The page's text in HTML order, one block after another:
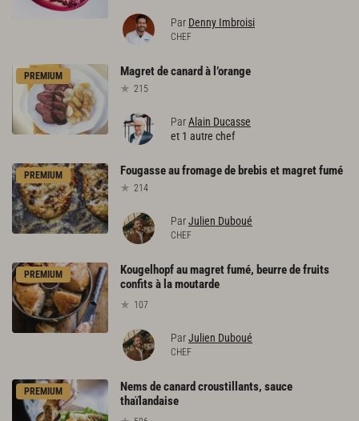
Par Denny Imbroisi
CHEF
PREMIUM Magretdecanard à l’orange
215
ParAlain Ducasse
et 1 autre chef
PREMIUM Fougasseaufromagede brebisetmagretfumé
214
ParJulien Duboué
CHEF
PREMIUM
Kougelhopf au magret fumé, beurre de fruits
confits à la moutarde
107
ParJulien Duboué
CHEF
PREMIUM
Nems de canard croustillants, sauce
thaïlandaise